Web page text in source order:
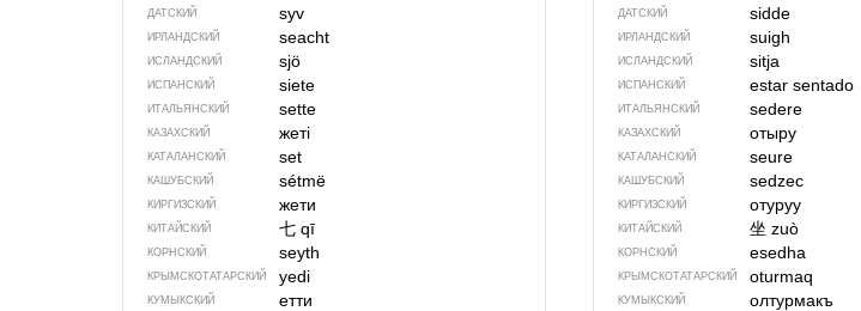
ДАТСКИЙ syv
ИРЛАНДСКИЙ seacht
ИСЛАНДСКИЙ sjö
ИСПАНСКИЙ siete
ИТАЛЬЯНСКИЙ sette
КАЗАХСКИЙ жеті
КАТАЛАНСКИЙ set
КАШУБСКИЙ sétmë
КИРГИЗСКИЙ жети
КИТАЙСКИЙ 七 qī
КОРНСКИЙ seyth
КРЫМСКО­ТАТАРСКИЙ yedi
КУМЫКСКИЙ етти
ДАТСКИЙ sidde
ИРЛАНДСКИЙ suigh
ИСЛАНДСКИЙ sitja
ИСПАНСКИЙ estar sentado
ИТАЛЬЯНСКИЙ sedere
КАЗАХСКИЙ отыру
КАТАЛАНСКИЙ seure
КАШУБСКИЙ sedzec
КИРГИЗСКИЙ отуруу
КИТАЙСКИЙ 坐 zuò
КОРНСКИЙ esedha
КРЫМСКО­ТАТАРСКИЙ oturmaq
КУМЫКСКИЙ олтурмакъ